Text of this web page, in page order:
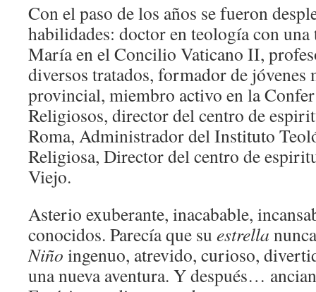
Con el paso de los años se fueron
habilidades: doctor en teología con
María en el Concilio Vaticano II,
diversos tratados, formador de
provincial, miembro activo en la Confer
Religiosos, director del centro de
Roma, Administrador del Instituto
Religiosa, Director del centro de
Viejo.
Asterio exuberante, inacabable,
conocidos. Parecía que su estrella
Niño ingenuo, atrevido, curioso,
una nueva aventura. Y después…